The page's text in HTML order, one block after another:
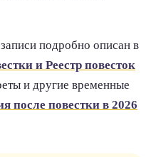
подробно описан в
и Реестр повесток
и другие временные
после повестки в 2026